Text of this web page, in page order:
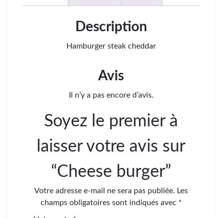
Description
Hamburger steak cheddar
Avis
Il n’y a pas encore d’avis.
Soyez le premier à
laisser votre avis sur
“Cheese burger”
Votre adresse e-mail ne sera pas publiée. Les
champs obligatoires sont indiqués avec *